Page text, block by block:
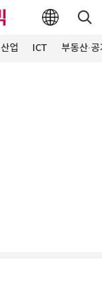
산업 ICT 부동산·